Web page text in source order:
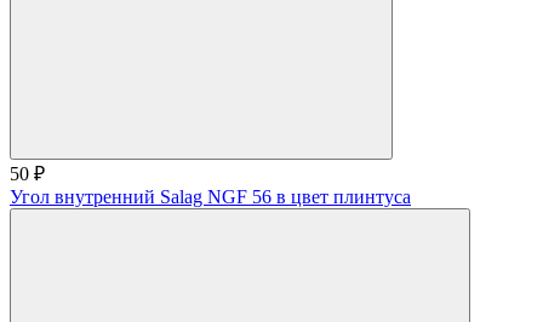
50 ₽
Угол внутренний Salag NGF 56 в цвет плинтуса